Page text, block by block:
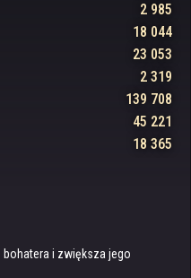
2 985
18 044
23 053
2 319
139 708
45 221
18 365
i zwiększa jego